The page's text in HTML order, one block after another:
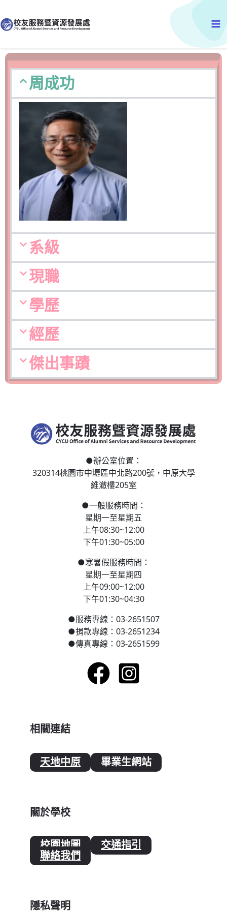
至
主
內
周成功
系級
現職
學歷
經歷
傑出事蹟
●辦公室位置：
320314桃園市中壢區中北路200號， 中原大學
維澈樓205室
●一般服務時間：
星期一至星期五
上午08:30~12:00
下午01:30~05:00
●寒暑假服務時間：
星期一至星期四
上午09:00~12:00
下午01:30~04:30
●服務專線：03-2651507
●捐款專線：03-2651234
●傳真專線：03-2651599
相關連結
天地中原 畢業生網站
關於學校
校園地圖 交通指引
聯絡我們
隱私聲明